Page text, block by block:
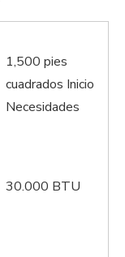
1,500 pies
cuadrados Inicio
Necesidades
30.000 BTU